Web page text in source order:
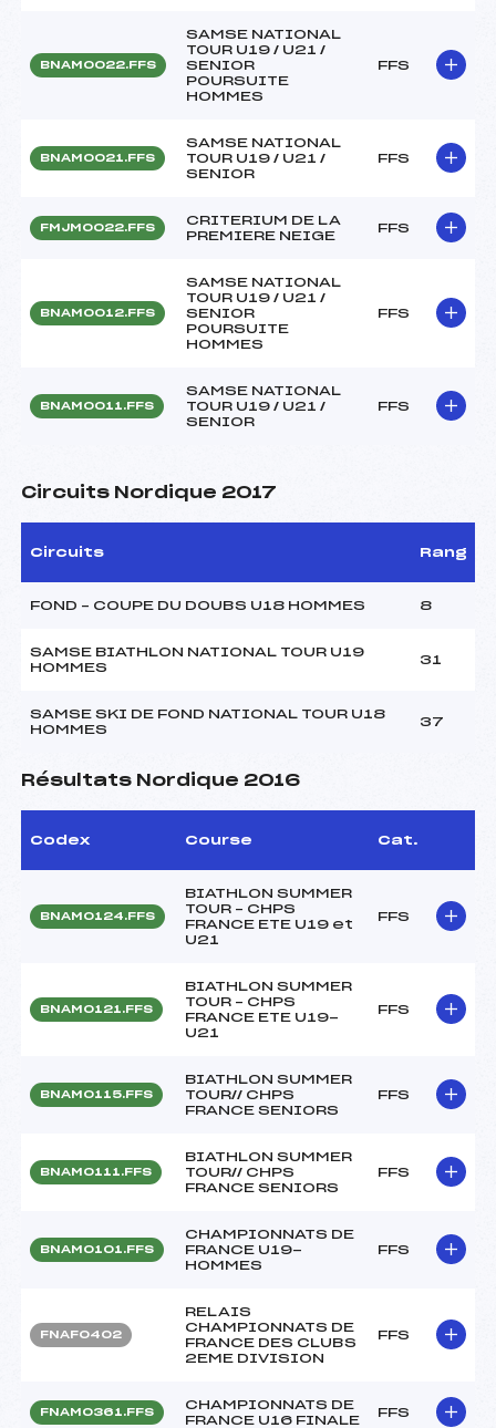
BNAM0022.FFS
SAMSE NATIONAL
TOUR U19 / U21 /
SENIOR
POURSUITE
HOMMES
FFS
BNAM0021.FFS
SAMSE NATIONAL
TOUR U19 / U21 /
SENIOR
FFS
FMJM0022.FFS
CRITERIUM DE LA
PREMIERE NEIGE
FFS
BNAM0012.FFS
SAMSE NATIONAL
TOUR U19 / U21 /
SENIOR
POURSUITE
HOMMES
FFS
BNAM0011.FFS
SAMSE NATIONAL
TOUR U19 / U21 /
SENIOR
FFS
Circuits Nordique 2017
Circuits Rang
FOND – COUPE DU DOUBS U18 HOMMES 8
SAMSE BIATHLON NATIONAL TOUR U19
HOMMES
31
SAMSE SKI DE FOND NATIONAL TOUR U18
HOMMES
37
Résultats Nordique 2016
Codex Course Cat.
BNAM0124.FFS
BIATHLON SUMMER
TOUR – CHPS
FRANCE ETE U19 et
U21
FFS
BNAM0121.FFS
BIATHLON SUMMER
TOUR – CHPS
FRANCE ETE U19-
U21
FFS
BNAM0115.FFS
BIATHLON SUMMER
TOUR// CHPS
FRANCE SENIORS
FFS
BNAM0111.FFS
BIATHLON SUMMER
TOUR// CHPS
FRANCE SENIORS
FFS
BNAM0101.FFS
CHAMPIONNATS DE
FRANCE U19-
HOMMES
FFS
FNAF0402
RELAIS
CHAMPIONNATS DE
FRANCE DES CLUBS
2EME DIVISION
FFS
FNAM0361.FFS
CHAMPIONNATS DE
FRANCE U16 FINALE
FFS